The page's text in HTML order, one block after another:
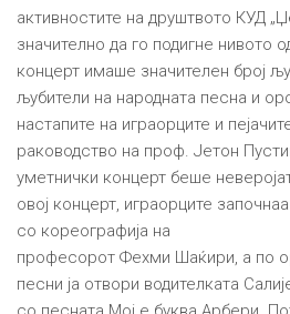
активностите на друштвото КУД
значително да го подигне нивото
концерт имаше значителен број
љубители на народната песна и
настапите на играорците и
раководство на проф. Јетон
уметнички концерт беше
овој концерт, играорците
со кореографија на
професорот Фехми Шаќири, а по
песни ја отвори водителката